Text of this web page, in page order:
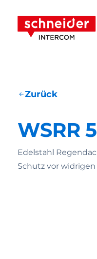
Zurück
WSRR
Edelstahl
Schutz vor